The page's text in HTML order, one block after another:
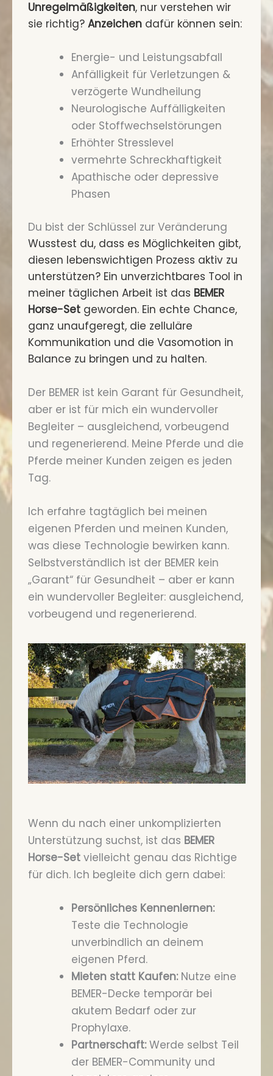
Unregelmäßigkeiten, nur verstehen wir
sie richtig? Anzeichendafür können sein:
Energie- und Leistungsabfall
Anfälligkeit für Verletzungen &
verzögerte Wundheilung
Neurologische Auffälligkeiten
oder Stoffwechselstörungen
Erhöhter Stresslevel
vermehrte Schreckhaftigkeit
Apathische oder depressive
Phasen
Du bist der Schlüssel zur Veränderung
Wusstest du, dass es Möglichkeiten gibt,
diesen lebenswichtigen Prozess aktiv zu
unterstützen? Ein unverzichtbares Tool in
meiner täglichen Arbeit ist das BEMER
Horse-Setgeworden. Ein echte Chance,
ganz unaufgeregt, die zelluläre
Kommunikation und die Vasomotion in
Balance zu bringen und zu halten.
Der BEMER ist kein Garant für Gesundheit,
aber er ist für mich ein wundervoller
Begleiter – ausgleichend, vorbeugend
und regenerierend. Meine Pferde und die
Pferde meiner Kunden zeigen es jeden
Tag.
Ich erfahre tagtäglich bei meinen
eigenen Pferden und meinen Kunden,
was diese Technologie bewirken kann.
Selbstverständlich ist der BEMER kein
„Garant“ für Gesundheit – aber er kann
ein wundervoller Begleiter: ausgleichend,
vorbeugend und regenerierend.
Wenn du nach einer unkomplizierten
Unterstützung suchst, ist das BEMER
Horse-Setvielleicht genau das Richtige
für dich. Ich begleite dich gern dabei:
Persönliches Kennenlernen:
Teste die Technologie
unverbindlich an deinem
eigenen Pferd.
Mieten statt Kaufen:Nutze eine
BEMER-Decke temporär bei
akutem Bedarf oder zur
Prophylaxe.
Partnerschaft:Werde selbst Teil
der BEMER-Community und